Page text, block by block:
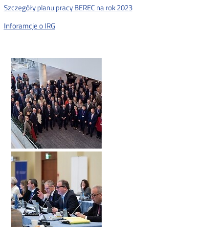
Szczegóły planu pracy BEREC na rok 2023
Inforamcje o IRG